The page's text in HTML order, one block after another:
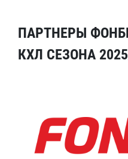
ПАРТНЕРЫ
КХЛ СЕЗОНА